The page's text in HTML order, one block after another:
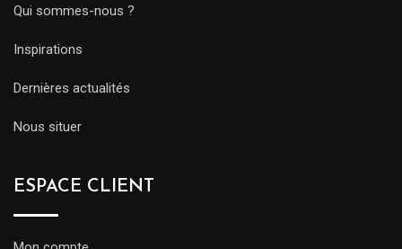
Qui sommes-nous ?
Inspirations
Dernières actualités
Nous situer
ESPACE CLIENT